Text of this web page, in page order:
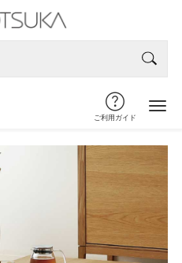
ご利用ガイド